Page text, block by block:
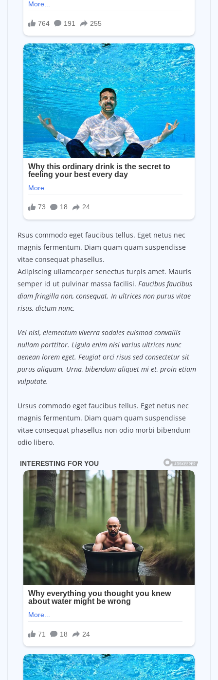
Rsus commodo eget faucibus tellus. Eget netus nec
magnis fermentum. Diam quam quam suspendisse
vitae consequat phasellus.
Adipiscing ullamcorper senectus turpis amet. Mauris
semper id ut pulvinar massa facilisi. Faucibus faucibus
diam fringilla non, consequat. In ultrices non purus vitae
risus, dictum nunc.
Vel nisl, elementum viverra sodales euismod convallis
nullam porttitor. Ligula enim nisi varius ultrices nunc
aenean lorem eget. Feugiat orci risus sed consectetur sit
purus aliquam. Urna, bibendum aliquet mi et, proin etiam
vulputate.
Ursus commodo eget faucibus tellus. Eget netus nec
magnis fermentum. Diam quam quam suspendisse
vitae consequat phasellus non odio morbi bibendum
odio libero.